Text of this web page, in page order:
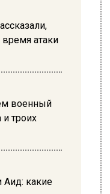
время атаки
военный
троих
Аид: какие